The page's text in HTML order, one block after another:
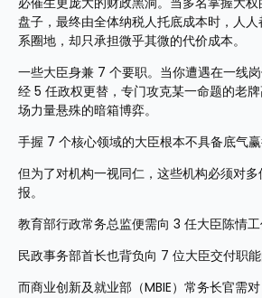
盘子，最终由全体纳税人托底成本时，人
系圈地，却只承担微乎其微的代价成本。
一些大臣身兼 7 个要职。当你遭遇在一线
经 5 任政权更替，专门攻克某一命题的老
场力量悬殊的暗箱博弈。
手握 7 个核心领域的大臣根本不具备底气赢
但为了对机构一视同仁，这些机构必须对
报。
教育部行政常务总监便需向 3 任大臣陈情工
民政事务部首长也背负向 7 位大臣交付职能
而商业创新及就业部（MBIE）常务长官需